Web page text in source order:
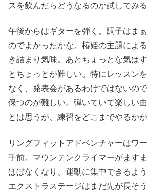
スを飲んだらどうなるのか試してみ
午後からはギターを弾く。調子はま
のでよかったかな。椿姫の主題によ
き詰まり気味。あとちょっとな気は
とちょっとが難しい。特にレッスン
なく、発表会があるわけではないの
保つのが難しい。弾いていて楽しい
とは思うが、練習をどこまでやるかが
リングフィットアドベンチャーはワ
手前。マウンテンクライマーがます
ほぼなくなり、運動に集中できるよ
エクストラステージはまだ先が長そ